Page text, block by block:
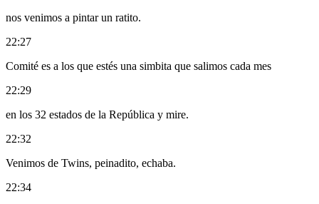
nos venimos a pintar un ratito.
22:27
Comité es a los que estés una simbita que salimos cada mes
22:29
en los 32 estados de la República y mire.
22:32
Venimos de Twins, peinadito, echaba.
22:34